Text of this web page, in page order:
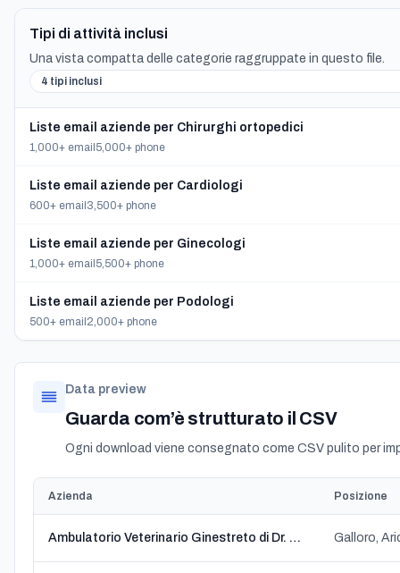
Tipi di attività inclusi
Una vista compatta delle categorie raggruppate in questo file.
4 tipi inclusi
Liste email aziende per Chirurghi ortopedici
1,000+ email 5,000+ phone
Liste email aziende per Cardiologi
600+ email 3,500+ phone
Liste email aziende per Ginecologi
1,000+ email 5,500+ phone
Liste email aziende per Podologi
500+ email 2,000+ phone
Data preview
Guarda com’è strutturato il CSV
Ogni download viene consegnato come CSV pulito per
Azienda Posizione
Ambulatorio Veterinario Ginestreto di Dr. Thomas Karl Roth specialista in ortopedia. Galloro,